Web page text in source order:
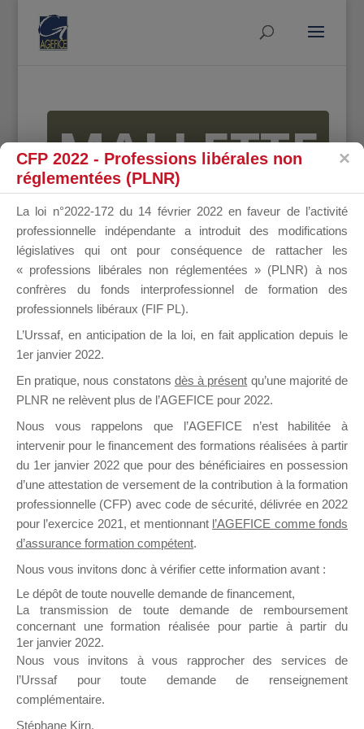
MALLETTE
DU
DIRIGEANT
il y a un mois
Ce groupe est destiné aux Organismes de
Formation qui souhaitent répondre à l’Appel à
Propositions Mallette du Dirigeant.
Ce groupe propose un forum dédié au support
sur lequel il est possible de laisser un message
ou poser une question.
NB : Il est nécessaire d’être
pouvoir rejoindre ce groupe
CFP 2022 - Professions libérales non
réglementées (PLNR)
La loi n°2022-172 du 14 février 2022 en faveur de l’activité
professionnelle indépendante a introduit des modifications
législatives qui ont pour conséquence de rattacher les
« professions libérales non réglementées » (PLNR) à nos
confrères du fonds interprofessionnel de formation des
professionnels libéraux (FIF PL).
L’Urssaf, en anticipation de la loi, en fait application depuis le
1er janvier 2022.
En pratique, nous constatons dès à présent qu’une majorité de
PLNR ne relèvent plus de l’AGEFICE pour 2022.
Nous vous rappelons que l’AGEFICE n’est habilitée à
intervenir pour le financement des formations réalisées à partir
du 1er janvier 2022 que pour des bénéficiaires en possession
d’une attestation de versement de la contribution à la formation
professionnelle (CFP) avec code de sécurité, délivrée en 2022
pour l’exercice 2021, et mentionnant l’AGEFICE comme fonds
d’assurance formation compétent.
Nous vous invitons donc à vérifier cette information avant :
Le dépôt de toute nouvelle demande de financement,
La transmission de toute demande de remboursement
concernant une formation réalisée pour partie à partir du
1er janvier 2022.
Nous vous invitons à vous rapprocher des services de
l’Urssaf pour toute demande de renseignement
complémentaire.
Stéphane Kirn,